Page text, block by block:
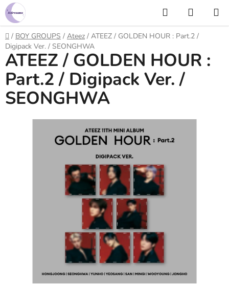
Prejsť
na
obsah
Hľadať
KOŠÍK
Domov
/ BOY GROUPS / Ateez / ATEEZ / GOLDEN HOUR : Part.2 /
Digipack Ver. / SEONGHWA
ATEEZ / GOLDEN HOUR :
Part.2 / Digipack Ver. /
SEONGHWA